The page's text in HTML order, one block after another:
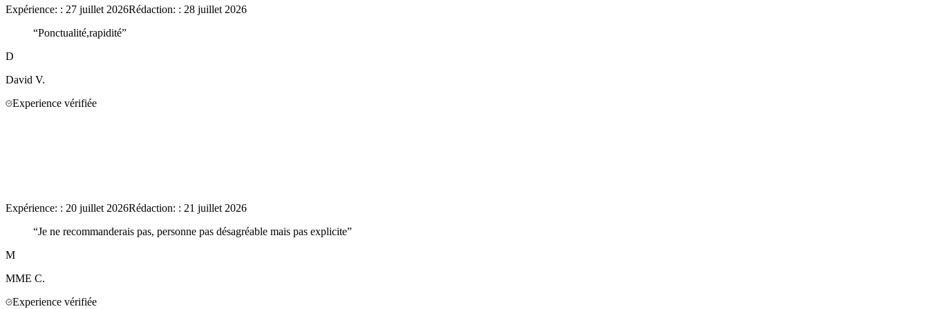
Expérience: : 27 juillet 2026Rédaction: : 28 juillet 2026
“Ponctualité,rapidité”
D
David V.
Experience vérifiée
Expérience: : 20 juillet 2026Rédaction: : 21 juillet 2026
“Je ne recommanderais pas, personne pas désagréable mais pas explicite”
M
MME C.
Experience vérifiée